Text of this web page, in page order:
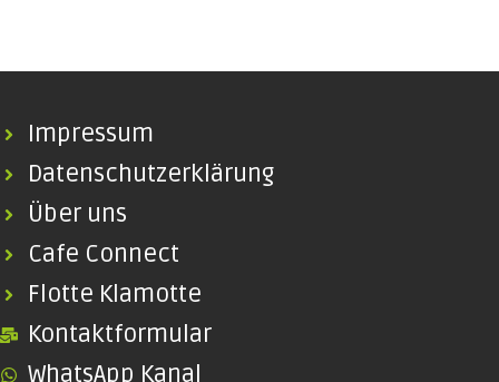
Impressum
Datenschutzerklärung
Über uns
Cafe Connect
Flotte Klamotte
Kontaktformular
WhatsApp Kanal